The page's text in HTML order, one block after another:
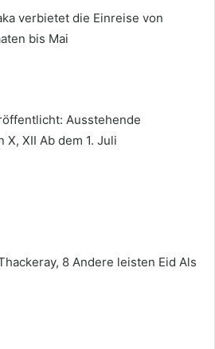
verbietet die Einreise von
bis Mai
Ausstehende
XII Ab dem 1. Juli
8 Andere leisten Eid Als